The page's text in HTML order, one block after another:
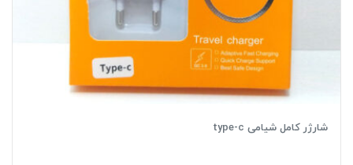
شارژر کامل شیامی type-c